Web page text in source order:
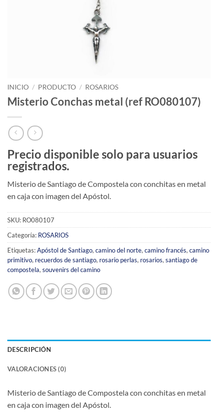
INICIO / PRODUCTO / ROSARIOS
Misterio Conchas metal (ref RO080107)
Precio disponible solo para usuarios
registrados.
Misterio de Santiago de Compostela con conchitas en metal
en caja con imagen del Apóstol.
SKU: RO080107
Categoría: ROSARIOS
Etiquetas:Apóstol de Santiago, camino del norte, camino francés, camino
primitivo, recuerdos de santiago, rosario perlas, rosarios, santiago de
compostela, souvenirs del camino
DESCRIPCIÓN
VALORACIONES (0)
Misterio de Santiago de Compostela con conchitas en metal
en caja con imagen del Apóstol.